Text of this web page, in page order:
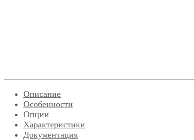
Описание
Особенности
Опции
Характеристики
Документация